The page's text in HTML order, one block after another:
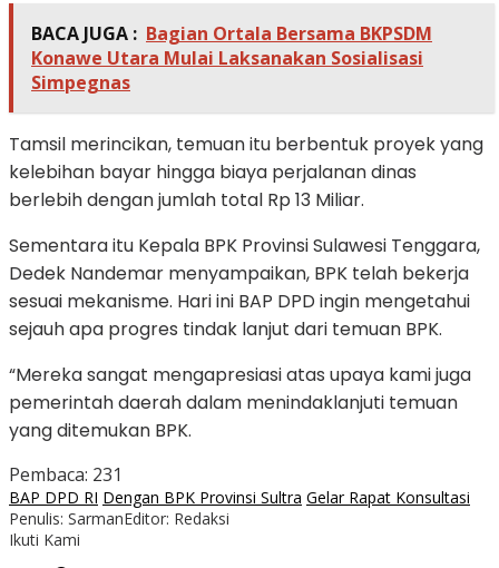
BACA JUGA : Bagian Ortala Bersama BKPSDM
Konawe Utara Mulai Laksanakan Sosialisasi
Simpegnas
Tamsil merincikan, temuan itu berbentuk proyek yang
kelebihan bayar hingga biaya perjalanan dinas
berlebih dengan jumlah total Rp 13 Miliar.
Sementara itu Kepala BPK Provinsi Sulawesi Tenggara,
Dedek Nandemar menyampaikan, BPK telah bekerja
sesuai mekanisme. Hari ini BAP DPD ingin mengetahui
sejauh apa progres tindak lanjut dari temuan BPK.
“Mereka sangat mengapresiasi atas upaya kami juga
pemerintah daerah dalam menindaklanjuti temuan
yang ditemukan BPK.
Pembaca: 231
BAP DPD RI Dengan BPK Provinsi Sultra Gelar Rapat Konsultasi
Penulis: SarmanEditor: Redaksi
Ikuti Kami